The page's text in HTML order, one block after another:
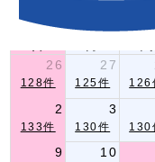
26
27
128件 125件 126
2 3
133件 130件 130
9 10